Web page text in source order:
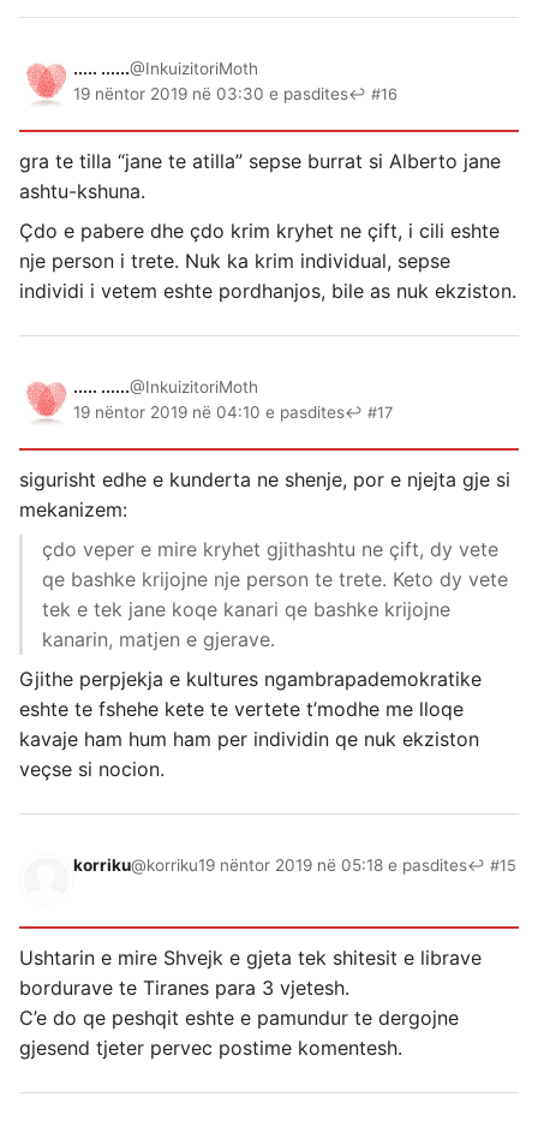
..... ......@InkuizitoriMoth
19 nëntor 2019 në 03:30 e pasdites↩ #16
gra te tilla “jane te atilla” sepse burrat si Alberto jane
ashtu-kshuna.
Çdo e pabere dhe çdo krim kryhet ne çift, i cili eshte
nje person i trete. Nuk ka krim individual, sepse
individi i vetem eshte pordhanjos, bile as nuk ekziston.
..... ......@InkuizitoriMoth
19 nëntor 2019 në 04:10 e pasdites↩ #17
sigurisht edhe e kunderta ne shenje, por e njejta gje si
mekanizem:
çdo veper e mire kryhet gjithashtu ne çift, dy vete
qe bashke krijojne nje person te trete. Keto dy vete
tek e tek jane koqe kanari qe bashke krijojne
kanarin, matjen e gjerave.
Gjithe perpjekja e kultures ngambrapademokratike
eshte te fshehe kete te vertete t’modhe me lloqe
kavaje ham hum ham per individin qe nuk ekziston
veçse si nocion.
korriku@korriku19 nëntor 2019 në 05:18 e pasdites↩ #15
Ushtarin e mire Shvejk e gjeta tek shitesit e librave
bordurave te Tiranes para 3 vjetesh.
C’e do qe peshqit eshte e pamundur te dergojne
gjesend tjeter pervec postime komentesh.